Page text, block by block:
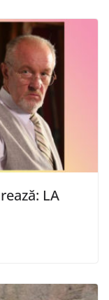
LA